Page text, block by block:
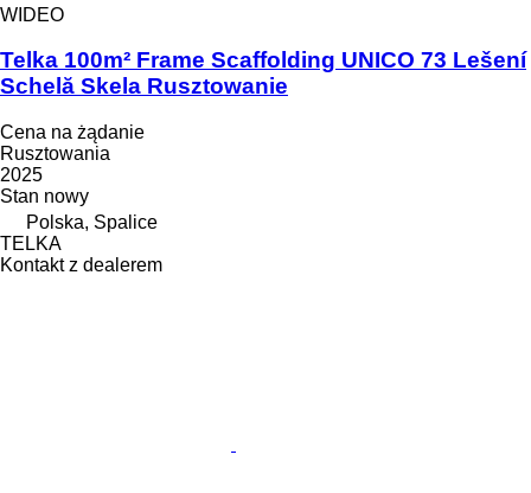
WIDEO
Telka 100m² Frame Scaffolding UNICO 73 Lešení
Schelă Skela Rusztowanie
Cena na żądanie
Rusztowania
2025
Stan nowy
Polska, Spalice
TELKA
Kontakt z dealerem